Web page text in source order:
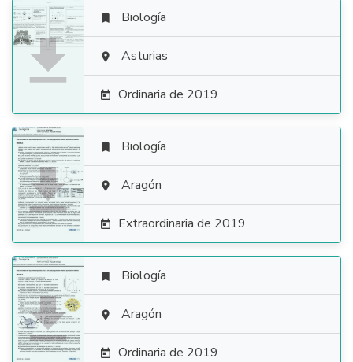

 Biología
 Asturias
 Ordinaria de 2019

 Biología
 Aragón
 Extraordinaria de 2019

 Biología
 Aragón
 Ordinaria de 2019